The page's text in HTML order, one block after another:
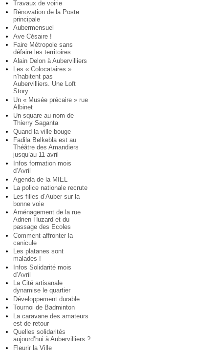
Travaux de voirie
Rénovation de la Poste
principale
Aubermensuel
Ave Césaire !
Faire Métropole sans
défaire les territoires
Alain Delon à Aubervilliers
Les « Colocataires »
n’habitent pas
Aubervilliers. Une Loft
Story...
Un « Musée précaire » rue
Albinet
Un square au nom de
Thierry Saganta
Quand la ville bouge
Fadila Belkebla est au
Théâtre des Amandiers
jusqu’au 11 avril
Infos formation mois
d’Avril
Agenda de la MIEL
La police nationale recrute
Les filles d’Auber sur la
bonne voie
Aménagement de la rue
Adrien Huzard et du
passage des Ecoles
Comment affronter la
canicule
Les platanes sont
malades !
Infos Solidarité mois
d’Avril
La Cité artisanale
dynamise le quartier
Développement durable
Tournoi de Badminton
La caravane des amateurs
est de retour
Quelles solidarités
aujourd’hui à Aubervilliers ?
Fleurir la Ville